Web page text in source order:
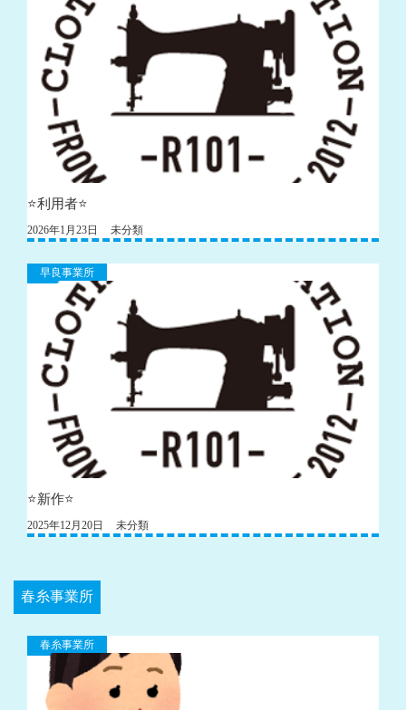
⭐利用者⭐
2026年1月23日 未分類
早良事業所
⭐️新作⭐️
2025年12月20日 未分類
春糸事業所
春糸事業所